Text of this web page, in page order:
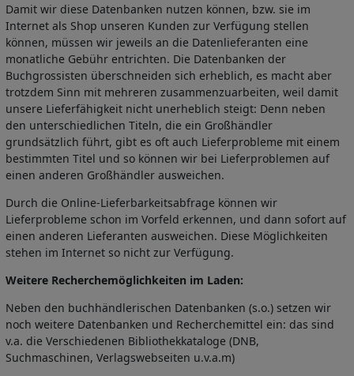
Damit wir diese Datenbanken nutzen können, bzw. sie im
Internet als Shop unseren Kunden zur Verfügung stellen
können, müssen wir jeweils an die Datenlieferanten eine
monatliche Gebühr entrichten. Die Datenbanken der
Buchgrossisten überschneiden sich erheblich, es macht aber
trotzdem Sinn mit mehreren zusammenzuarbeiten, weil damit
unsere Lieferfähigkeit nicht unerheblich steigt: Denn neben
den unterschiedlichen Titeln, die ein Großhändler
grundsätzlich führt, gibt es oft auch Lieferprobleme mit einem
bestimmten Titel und so können wir bei Lieferproblemen auf
einen anderen Großhändler ausweichen.
Durch die Online-Lieferbarkeitsabfrage können wir
Lieferprobleme schon im Vorfeld erkennen, und dann sofort auf
einen anderen Lieferanten ausweichen. Diese Möglichkeiten
stehen im Internet so nicht zur Verfügung.
Weitere Recherchemöglichkeiten im Laden:
Neben den buchhändlerischen Datenbanken (s.o.) setzen wir
noch weitere Datenbanken und Recherchemittel ein: das sind
v.a. die Verschiedenen Bibliothekkataloge (DNB,
Suchmaschinen, Verlagswebseiten u.v.a.m)